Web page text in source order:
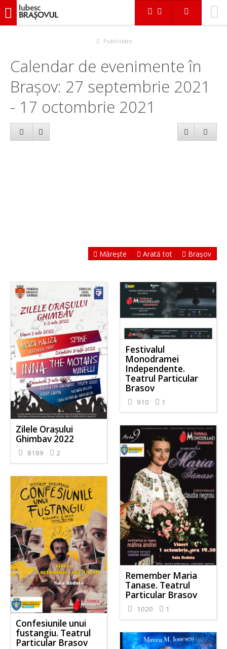
iubescbraşovul.ro
Publicitate
Calendar de evenimente în
Brașov: 27 septembrie 2021
- 17 octombrie 2021
Mărește Arată tot Brașov
Zilele Orașului
Ghimbav 2022
8189 2
Festivalul
Monodramei
Independente.
Teatrul Particular
Brasov
910 1
Remember Maria
Tanase. Teatrul
Particular Brasov
1020 1
Confesiunile unui
fustangiu. Teatrul
Particular Brasov